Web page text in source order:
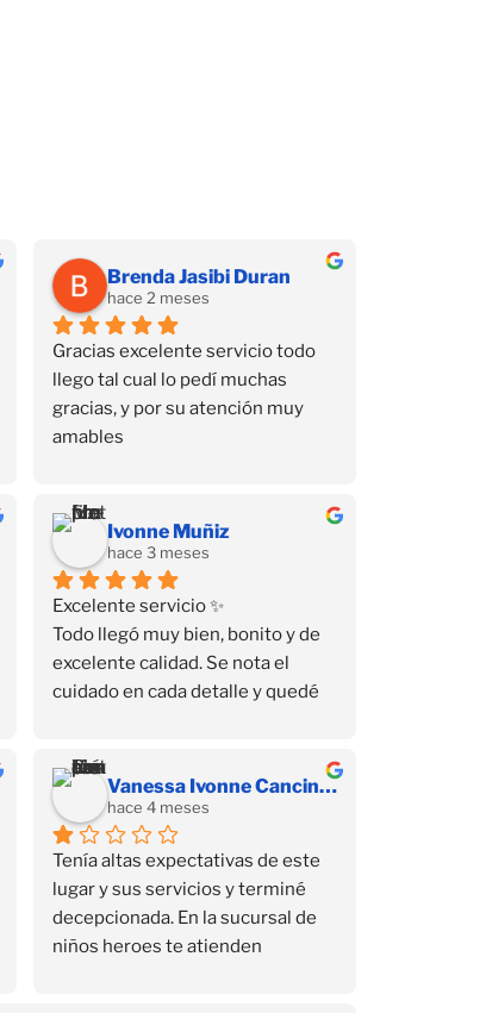
Brenda Jasibi Duran
hace 2 meses
Gracias excelente servicio todo
llego tal cual lo pedí muchas
gracias, y por su atención muy
amables
Ivonne Muñiz
hace 3 meses
Excelente servicio ✨
Todo llegó muy bien, bonito y de
excelente calidad. Se nota el
cuidado en cada detalle y quedé
Vanessa Ivonne Cancino Juárez
hace 4 meses
Tenía altas expectativas de este
lugar y sus servicios y terminé
decepcionada. En la sucursal de
niños heroes te atienden